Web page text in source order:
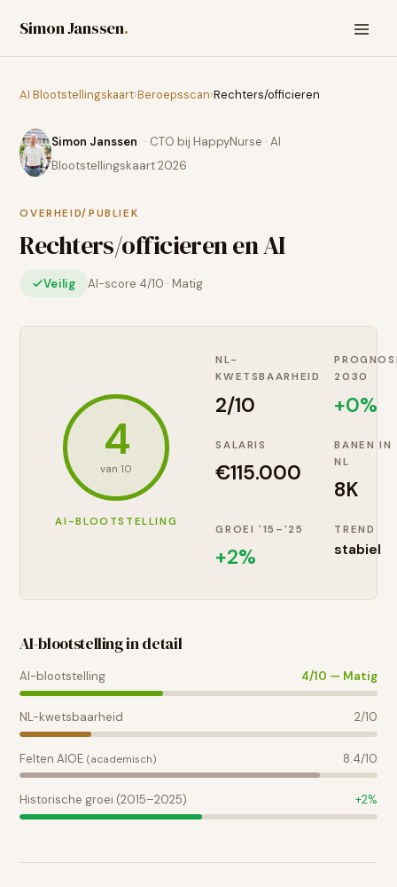
Simon Janssen.
AI Blootstellingskaart›Beroepsscan›Rechters/officieren
Simon Janssen · CTO bij HappyNurse · AI
Blootstellingskaart 2026
OVERHEID/PUBLIEK
Rechters/officierenen AI
Veilig AI-score 4/10 · Matig
4
van 10
AI-BLOOTSTELLING
NL-
KWETSBAARHEID
2/10
2030
+0%
SALARIS
€115.000
BANEN IN
NL
8K
GROEI '15–'25
+2%
TREND
stabiel
AI-blootstelling in detail
AI-blootstelling 4/10 — Matig
NL-kwetsbaarheid 2/10
Felten AIOE (academisch) 8.4/10
Historische groei (2015–2025) +2%